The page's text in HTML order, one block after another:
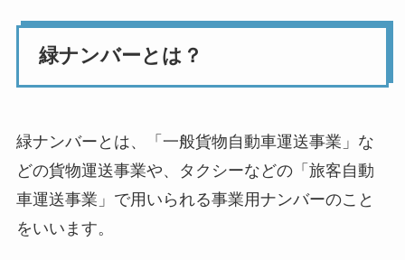
緑ナンバーとは？
緑ナンバーとは、「一般貨物自動車運送事業」な
どの貨物運送事業や、タクシーなどの「旅客自動
車運送事業」で用いられる事業用ナンバーのこと
をいいます。